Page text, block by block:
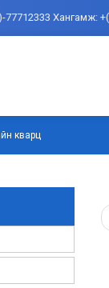
Хангамж:
кварц